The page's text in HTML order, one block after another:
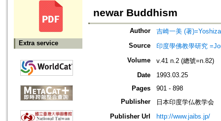
Extra service
newar Buddhism
Author
吉崎一美 (著
Source
印度學佛教學研究
Volume
v.41 n.2 (總號=n.82)
Date
1993.03.25
Pages
901 - 898
Publisher
日本印度学仏教学会
Publisher Url
http://www.jaibs.jp/